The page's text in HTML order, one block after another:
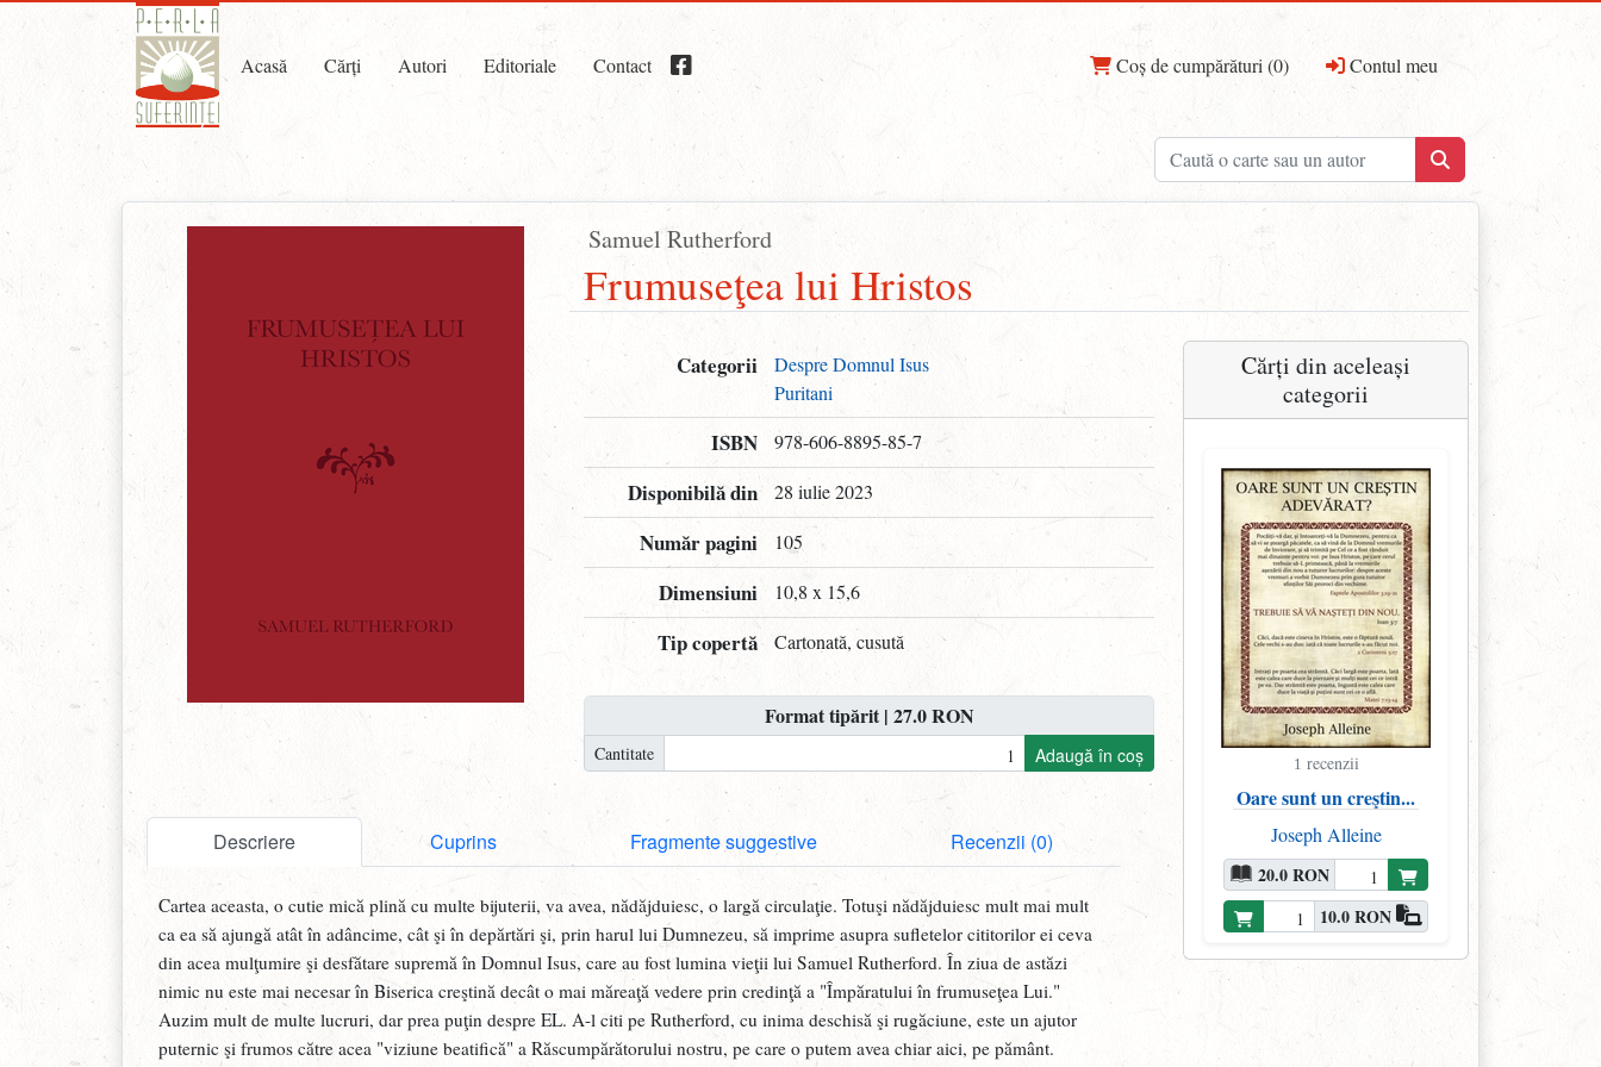
Acasă Cărți Autori Editoriale Contact Coș de cumpărături (0) Contul meu
Samuel Rutherford
Frumuseţea lui Hristos
Categorii
Despre Domnul Isus
Puritani
ISBN 978-606-8895-85-7
Disponibilă din 28 iulie 2023
Număr pagini 105
Dimensiuni 10,8 x 15,6
Tip copertă Cartonată, cusută
Format tipărit | 27.0 RON
Cantitate Adaugă în coș
Cărți din aceleași
categorii
1 recenzii
Oare sunt un creştin...
Joseph Alleine
20.0 RON
10.0 RON
Descriere Cuprins Fragmente suggestive Recenzii (0)
Cartea aceasta, o cutie mică plină cu multe bijuterii, va avea, nădăjduiesc, o largă circulaţie. Totuşi nădăjduiesc mult mai mult
ca ea să ajungă atât în adâncime, cât şi în depărtări şi, prin harul lui Dumnezeu, să imprime asupra sufletelor cititorilor ei ceva
din acea mulţumire şi desfătare supremă în Domnul Isus, care au fost lumina vieţii lui Samuel Rutherford. În ziua de astăzi
nimic nu este mai necesar în Biserica creştină decât o mai măreaţă vedere prin credinţă a "Împăratului în frumuseţea Lui."
Auzim mult de multe lucruri, dar prea puţin despre EL. A-l citi pe Rutherford, cu inima deschisă şi rugăciune, este un ajutor
puternic şi frumos către acea "viziune beatifică" a Răscumpărătorului nostru, pe care o putem avea chiar aici, pe pământ.